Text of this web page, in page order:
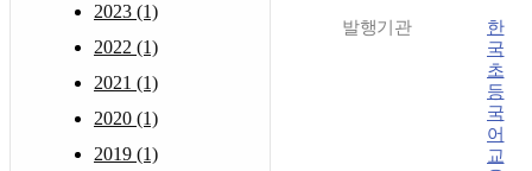
2023 (1)
2022 (1)
2021 (1)
2020 (1)
2019 (1)
발행기관
한
국
초
등
국
어
교